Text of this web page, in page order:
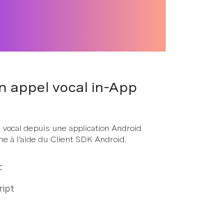
appel vocal in-App
vocal depuis une application Android
à l'aide du Client SDK Android.